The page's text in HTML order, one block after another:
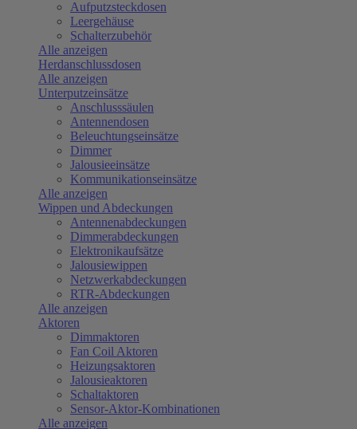
Aufputzsteckdosen
Leergehäuse
Schalterzubehör
Alle anzeigen
Herdanschlussdosen
Alle anzeigen
Unterputzeinsätze
Anschlusssäulen
Antennendosen
Beleuchtungseinsätze
Dimmer
Jalousieeinsätze
Kommunikationseinsätze
Alle anzeigen
Wippen und Abdeckungen
Antennenabdeckungen
Dimmerabdeckungen
Elektronikaufsätze
Jalousiewippen
Netzwerkabdeckungen
RTR-Abdeckungen
Alle anzeigen
Aktoren
Dimmaktoren
Fan Coil Aktoren
Heizungsaktoren
Jalousieaktoren
Schaltaktoren
Sensor-Aktor-Kombinationen
Alle anzeigen